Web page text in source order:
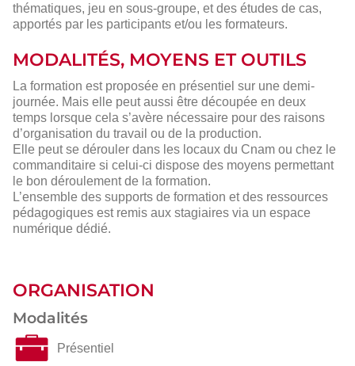
thématiques, jeu en sous-groupe, et des études de cas,
apportés par les participants et/ou les formateurs.
MODALITÉS, MOYENS ET OUTILS
La formation est proposée en présentiel sur une demi-
journée. Mais elle peut aussi être découpée en deux
temps lorsque cela s’avère nécessaire pour des raisons
d’organisation du travail ou de la production.
Elle peut se dérouler dans les locaux du Cnam ou chez le
commanditaire si celui-ci dispose des moyens permettant
le bon déroulement de la formation.
L’ensemble des supports de formation et des ressources
pédagogiques est remis aux stagiaires via un espace
numérique dédié.
ORGANISATION
Modalités
Présentiel